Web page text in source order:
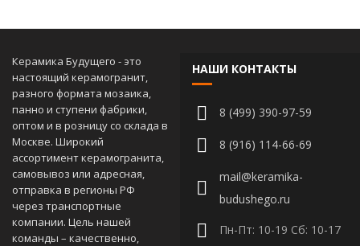
Керамика Будущего - это
настоящий керамогранит,
разного формата мозаика,
панно и ступени фабрики,
оптом и в розницу со склада в
Москве. Широкий
ассортимент керамогранита,
самовывоз или адресная,
отправка в регионы РФ
через транспортные
компании. Цель нашей
команды – качественно,
НАШИ КОНТАКТЫ
8 (499) 390-97-59
8 (916) 114-66-69
mail@keramika-
budushego.ru
Пн-Пт: 10-19 Сб: 10-17